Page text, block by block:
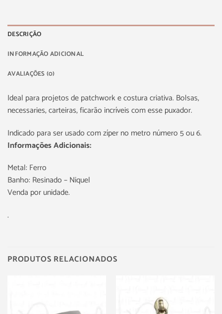
DESCRIÇÃO
INFORMAÇÃO ADICIONAL
AVALIAÇÕES (0)
Ideal para projetos de patchwork e costura criativa. Bolsas,
necessaries, carteiras, ficarão incríveis com esse puxador.
Indicado para ser usado com zíper no metro número 5 ou 6.
Informações Adicionais:
Metal: Ferro
Banho: Resinado – Niquel
Venda por unidade.
.
PRODUTOS RELACIONADOS